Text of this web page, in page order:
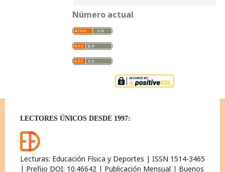
Número actual
LECTORES ÚNICOS DESDE 1997:
Lecturas: Educación Física y Deportes | ISSN 1514-3465
| Prefijo DOI: 10.46642 | Publicación Mensual | Buenos